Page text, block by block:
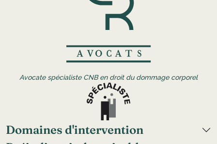
Avocate spécialiste CNB en droit du dommage corporel
Domaines d'intervention